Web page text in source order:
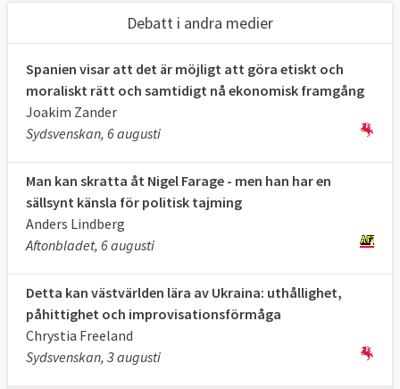
Debatt i andra medier
Spanien visar att det är möjligt att göra etiskt och
moraliskt rätt och samtidigt nå ekonomisk framgång
Joakim Zander
Sydsvenskan, 6 augusti
Man kan skratta åt Nigel Farage - men han har en
sällsynt känsla för politisk tajming
Anders Lindberg
Aftonbladet, 6 augusti
Detta kan västvärlden lära av Ukraina: uthållighet,
påhittighet och improvisationsförmåga
Chrystia Freeland
Sydsvenskan, 3 augusti